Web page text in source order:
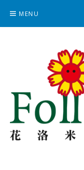
content
MENU